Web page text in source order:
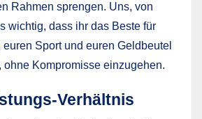
Rahmen sprengen. Uns, von
wichtig, dass ihr das Beste für
Sport und euren Geldbeutel
ohne Kompromisse einzugehen.
Verhältnis